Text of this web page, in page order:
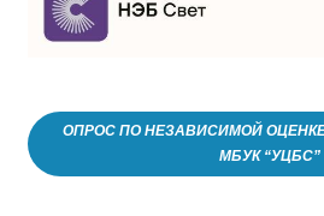
ОПРОС ПО НЕЗАВИСИМОЙ
МБУК “УЦБС”